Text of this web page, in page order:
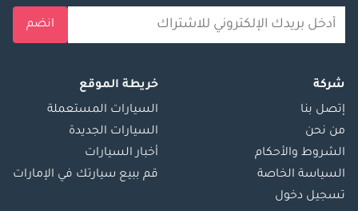
انضم
شركة
إتصل بنا
من نحن
الشروط والأحكام
السياسة الخاصة
تسجيل دخول
خريطة الموقع
السيارات المستعملة
السيارات الجديدة
أخبار السيارات
قم ببيع سيارتك في الإمارات